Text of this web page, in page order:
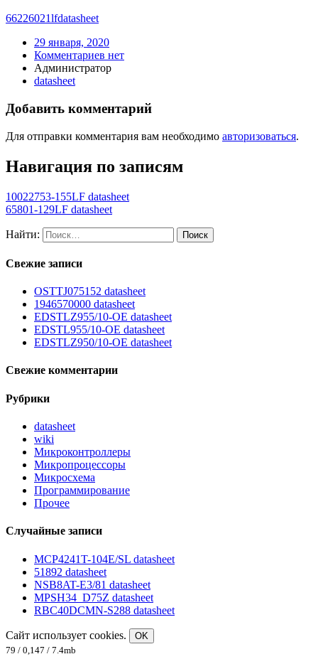
66226021lfdatasheet
29 января, 2020
Комментариев нет
Администратор
datasheet
Добавить комментарий
Для отправки комментария вам необходимо авторизоваться.
Навигация по записям
10022753-155LF datasheet
65801-129LF datasheet
Найти:
Свежие записи
OSTTJ075152 datasheet
1946570000 datasheet
EDSTLZ955/10-OE datasheet
EDSTL955/10-OE datasheet
EDSTLZ950/10-OE datasheet
Свежие комментарии
Рубрики
datasheet
wiki
Микроконтроллеры
Микропроцессоры
Микросхема
Программирование
Прочее
Случайные записи
MCP4241T-104E/SL datasheet
51892 datasheet
NSB8AT-E3/81 datasheet
MPSH34_D75Z datasheet
RBC40DCMN-S288 datasheet
Сайт использует cookies.
OK
79 / 0,147 / 7.4mb